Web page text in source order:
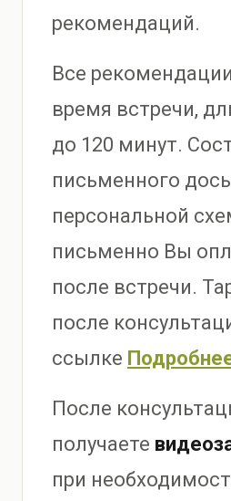
рекомендаций.
Все
время встречи,
до 120 минут.
письменного
персональной
письменно Вы
после встречи.
после
ссылке
После
получаете
при